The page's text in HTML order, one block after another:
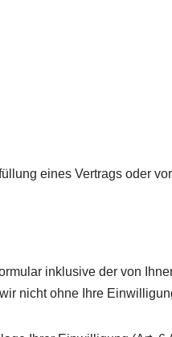
eines Vertrags oder
inklusive der von
nicht ohne Ihre